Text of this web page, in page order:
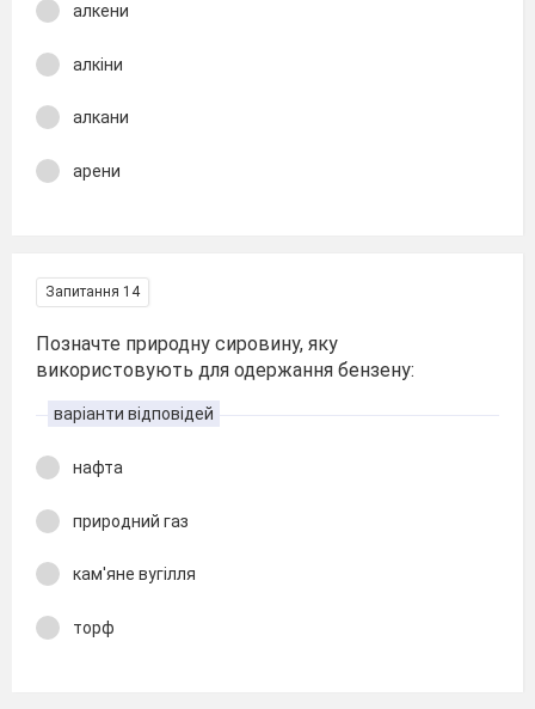
алкени
алкіни
алкани
арени
Запитання 14
Позначте природну сировину, яку
використовують для одержання бензену:
варіанти відповідей
нафта
природний газ
кам'яне вугілля
торф